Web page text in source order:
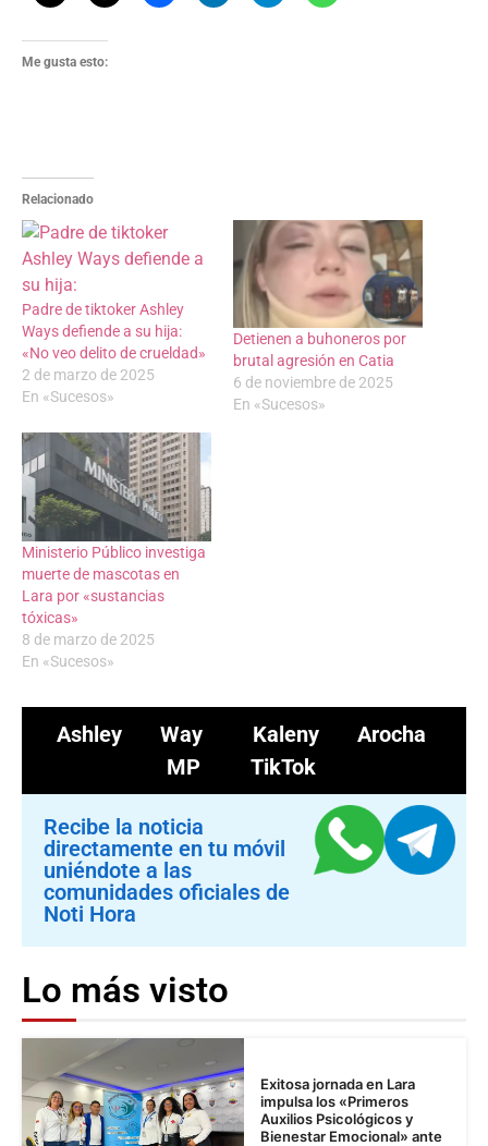
Me gusta esto:
Relacionado
Padre de tiktoker Ashley
Ways defiende a su hija:
«No veo delito de crueldad»
2 de marzo de 2025
En «Sucesos»
Detienen a buhoneros por
brutal agresión en Catia
6 de noviembre de 2025
En «Sucesos»
Ministerio Público investiga
muerte de mascotas en
Lara por «sustancias
tóxicas»
8 de marzo de 2025
En «Sucesos»
Ashley Way
Kaleny Arocha
MP
TikTok
Recibe la noticia
directamente en tu móvil
uniéndote a las
comunidades oficiales de
Noti Hora
Lo más visto
Exitosa jornada en Lara
impulsa los «Primeros
Auxilios Psicológicos y
Bienestar Emocional» ante